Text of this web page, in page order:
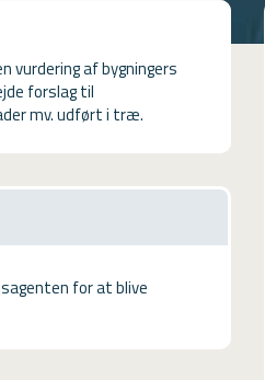
vurdering af bygningers
forslag til
mv. udført i træ.
for at blive